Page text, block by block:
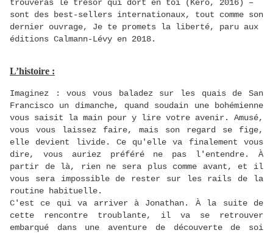
trouveras le trésor qui dort en toi (Kero, 2016) –
sont des best-sellers internationaux, tout comme son
dernier ouvrage, Je te promets la liberté, paru aux
éditions Calmann-Lévy en 2018.
L’histoire :
Imaginez : vous vous baladez sur les quais de San
Francisco un dimanche, quand soudain une bohémienne
vous saisit la main pour y lire votre avenir. Amusé,
vous vous laissez faire, mais son regard se fige,
elle devient livide. Ce qu'elle va finalement vous
dire, vous auriez préféré ne pas l'entendre. À
partir de là, rien ne sera plus comme avant, et il
vous sera impossible de rester sur les rails de la
routine habituelle.
C'est ce qui va arriver à Jonathan. À la suite de
cette rencontre troublante, il va se retrouver
embarqué dans une aventure de découverte de soi